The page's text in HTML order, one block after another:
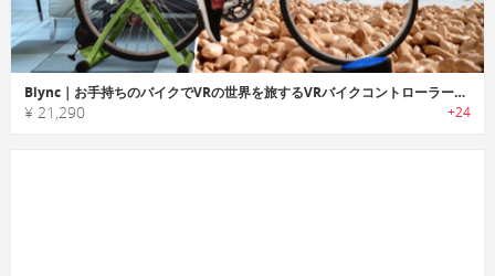
Blync｜お手持ちのバイクでVRの世界を旅するVRバイクコントローラー「ブリンク」
¥ 21,290 +24